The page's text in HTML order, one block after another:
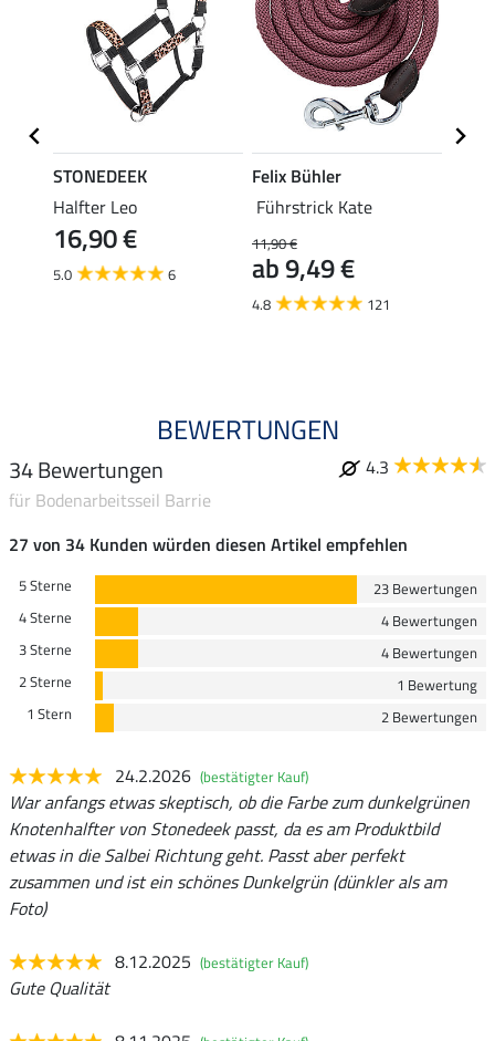
STONEDEEK
Halfter Leo
16,90 €
5.0 6
Felix Bühler
Führstrick Kate
11,90 €
ab 9,49 €
4.8 121
BEWERTUNGEN
34 Bewertungen
4.3
für Bodenarbeitsseil Barrie
27 von 34 Kunden würden diesen Artikel empfehlen
5 Sterne
23 Bewertungen
4 Sterne
4 Bewertungen
3 Sterne
4 Bewertungen
2 Sterne
1 Bewertung
1 Stern
2 Bewertungen
24.2.2026 (bestätigter Kauf)
War anfangs etwas skeptisch, ob die Farbe zum dunkelgrünen
Knotenhalfter von Stonedeek passt, da es am Produktbild
etwas in die Salbei Richtung geht. Passt aber perfekt
zusammen und ist ein schönes Dunkelgrün (dünkler als am
Foto)
8.12.2025 (bestätigter Kauf)
Gute Qualität